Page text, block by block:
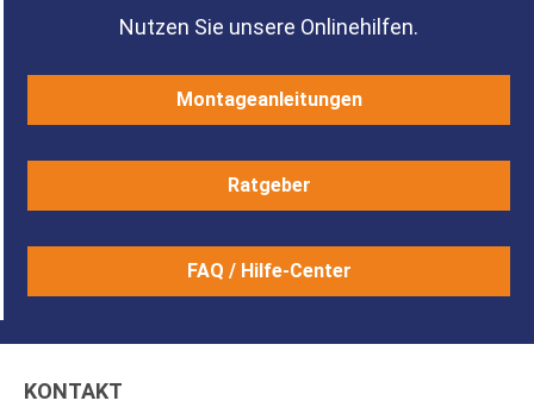
Nutzen Sie unsere Onlinehilfen.
Montageanleitungen
Ratgeber
FAQ / Hilfe-Center
KONTAKT